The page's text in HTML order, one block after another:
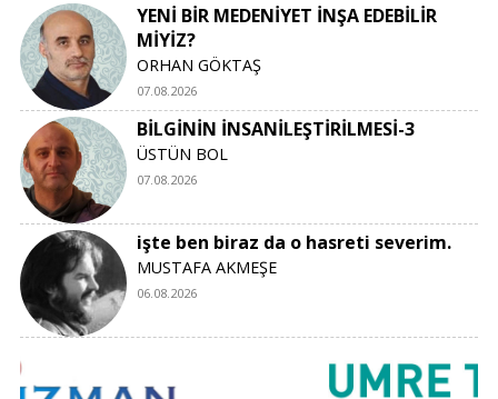
YENİ BİR MEDENİYET İNŞA EDEBİLİR
MİYİZ?
ORHAN GÖKTAŞ
07.08.2026
BİLGİNİN İNSANİLEŞTİRİLMESİ-3
ÜSTÜN BOL
07.08.2026
işte ben biraz da o hasreti severim.
MUSTAFA AKMEŞE
06.08.2026